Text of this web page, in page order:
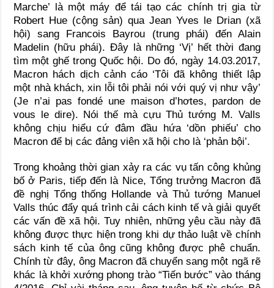
Marche’ là một máy để tái tạo các chính trị gia từ
Robert Hue (cộng sản) qua Jean Yves le Drian (xã
hội) sang Francois Bayrou (trung phái) đến Alain
Madelin (hữu phái). Ðây là những ‘Vị’ hết thời đang
tìm một ghế trong Quốc hội. Do đó, ngày 14.03.2017,
Macron hách dịch cảnh cáo ‘Tôi đã không thiết lập
một nhà khách, xin lỗi tôi phải nói với quý vị như vậy’
(Je n’ai pas fondé une maison d’hơtes, pardon de
vous le dire). Nói thế mà cựu Thủ tướng M. Valls
không chịu hiểu cứ đâm đầu hứa ‘dồn phiếu’ cho
Macron để bị các đảng viên xã hội cho là ‘phản bội’.
Trong khoảng thời gian xảy ra các vụ tấn công khủng
bố ở Paris, tiếp đến là Nice, Tổng trưởng Macron đã
đề nghị Tổng thống Hollande và Thủ tướng Manuel
Valls thúc đẩy quá trình cải cách kinh tế và giải quyết
các vấn đề xã hội. Tuy nhiên, những yêu cầu này đã
không được thực hiện trong khi dự thảo luật về chính
sách kinh tế của ông cũng không được phê chuẩn.
Chính từ đây, ông Macron đã chuyển sang một ngã rẽ
khác là khởi xướng phong trào “Tiến bước” vào tháng